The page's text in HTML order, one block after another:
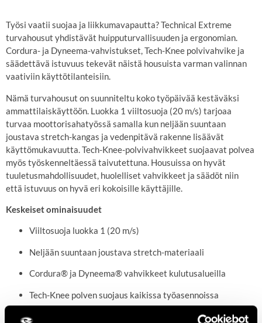
Työsi vaatii suojaa ja liikkumavapautta? Technical Extreme
turvahousut yhdistävät huipputurvallisuuden ja ergonomian.
Cordura- ja Dyneema-vahvistukset, Tech-Knee polvivahvike ja
säädettävä istuvuus tekevät näistä housuista varman valinnan
vaativiin käyttötilanteisiin.
Nämä turvahousut on suunniteltu koko työpäivää kestäväksi
ammattilaiskäyttöön. Luokka 1 viiltosuoja (20 m/s) tarjoaa
turvaa moottorisahatyössä samalla kun neljään suuntaan
joustava stretch-kangas ja vedenpitävä rakenne lisäävät
käyttömukavuutta. Tech-Knee-polvivahvikkeet suojaavat polvea
myös työskenneltäessä taivutettuna. Housuissa on hyvät
tuuletusmahdollisuudet, huolelliset vahvikkeet ja säädöt niin
että istuvuus on hyvä eri kokoisille käyttäjille.
Keskeiset ominaisuudet
Viiltosuoja luokka 1 (20 m/s)
Neljään suuntaan joustava stretch-materiaali
Cordura® ja Dyneema® vahvikkeet kulutusalueilla
Tech-Knee polven suojaus kaikissa työasennoissa
Hyvä ilmanvaihto vetoketjut lahkeiden takana